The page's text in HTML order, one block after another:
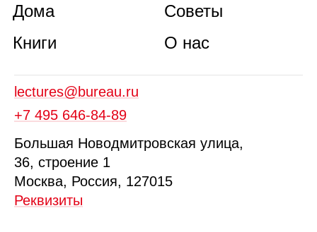
Дома
Книги
Советы
О нас
lectures@bureau.ru
+7 495 646‑84‑89
Большая Новодмитровская улица,
36, строение 1
Москва, Россия, 127015
Реквизиты